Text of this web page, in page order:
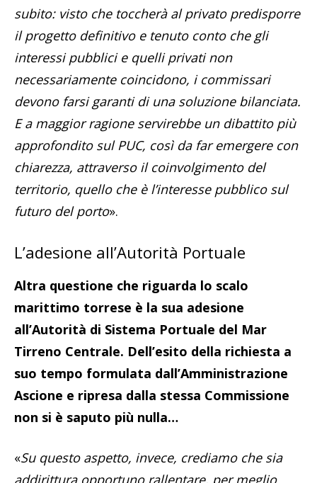
subito: visto che toccherà al privato predisporre
il progetto definitivo e tenuto conto che gli
interessi pubblici e quelli privati non
necessariamente coincidono, i commissari
devono farsi garanti di una soluzione bilanciata.
E a maggior ragione servirebbe un dibattito più
approfondito sul PUC, così da far emergere con
chiarezza, attraverso il coinvolgimento del
territorio, quello che è l’interesse pubblico sul
futuro del porto».
L’adesione all’Autorità Portuale
Altra questione che riguarda lo scalo
marittimo torrese è la sua adesione
all’Autorità di Sistema Portuale del Mar
Tirreno Centrale. Dell’esito della richiesta a
suo tempo formulata dall’Amministrazione
Ascione e ripresa dalla stessa Commissione
non si è saputo più nulla…
«Su questo aspetto, invece, crediamo che sia
addirittura opportuno rallentare, per meglio